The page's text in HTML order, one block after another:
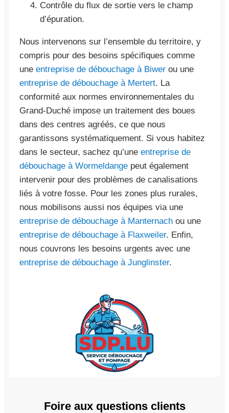
Contrôle du flux de sortie vers le champ
d’épuration.
Nous intervenons sur l’ensemble du territoire, y
compris pour des besoins spécifiques comme
une entreprise de débouchage à Biwer ou une
entreprise de débouchage à Mertert. La
conformité aux normes environnementales du
Grand-Duché impose un traitement des boues
dans des centres agréés, ce que nous
garantissons systématiquement. Si vous habitez
dans le secteur, sachez qu’une entreprise de
débouchage à Wormeldange peut également
intervenir pour des problèmes de canalisations
liés à votre fosse. Pour les zones plus rurales,
nous mobilisons aussi nos équipes via une
entreprise de débouchage à Manternach ou une
entreprise de débouchage à Flaxweiler. Enfin,
nous couvrons les besoins urgents avec une
entreprise de débouchage à Junglinster.
Foire aux questions clients